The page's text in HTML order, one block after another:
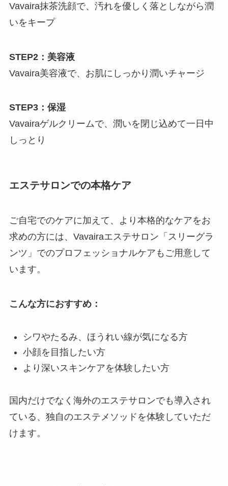
Vavaira抹茶洗顔で、汚れを優しく落としながら潤
いをキープ
STEP2：美容液
Vavaira美容液で、お肌にしっかり潤いチャージ
STEP3：保湿
Vavairaゲルクリームで、潤いを閉じ込めて一日中
しっとり
エステサロンでの本格ケア
ご自宅でのケアに加えて、より本格的なケアをお
求めの方には、Vavairaエステサロン「スリーグラ
ンツ」でのプロフェッショナルケアもご用意して
います。
こんな方におすすめ：
シワやたるみ、ほうれい線が気になる方
小顔を目指したい方
より深いスキンケアを体験したい方
国内だけでなく海外のエステサロンでも導入され
ている、独自のエステメソッドを体験していただ
けます。